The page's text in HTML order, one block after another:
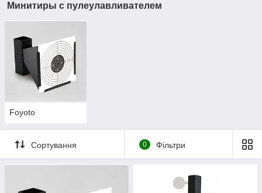
Минитиры с пулеулавливателем
Foyoto
Сортування 0 Фільтри